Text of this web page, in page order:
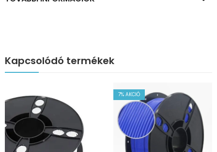
Kapcsolódó termékek
7% AKCIÓ